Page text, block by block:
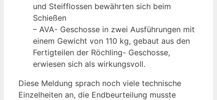
und Steifflossen bewährten sich beim
Schießen
– AVA- Geschosse in zwei Ausführungen mit
einem Gewicht von 110 kg, gebaut aus den
Fertigteilen der Röchling- Geschosse,
erwiesen sich als wirkungsvoll.
Diese Meldung sprach noch viele technische
Einzelheiten an, die Endbeurteilung musste